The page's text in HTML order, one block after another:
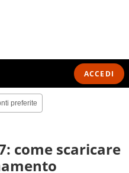
ACCEDI
preferite
come scaricare